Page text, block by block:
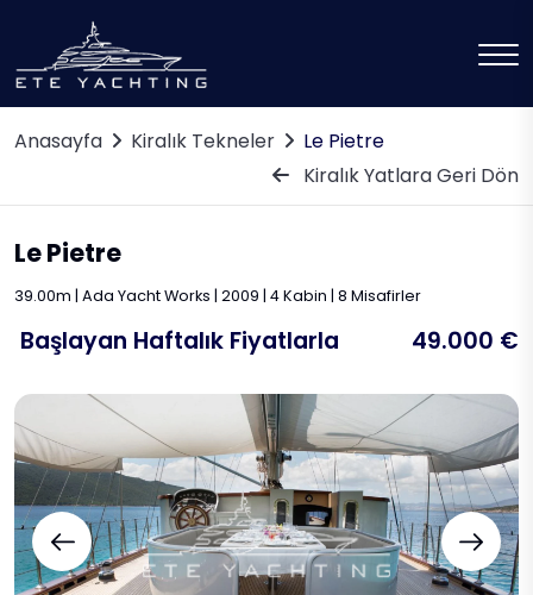
Anasayfa Kiralık Tekneler
Le Pietre
Kiralık Yatlara Geri Dön
Le Pietre
39.00m | Ada Yacht Works | 2009 | 4 Kabin | 8 Misafirler
Başlayan Haftalık Fiyatlarla 49.000 €